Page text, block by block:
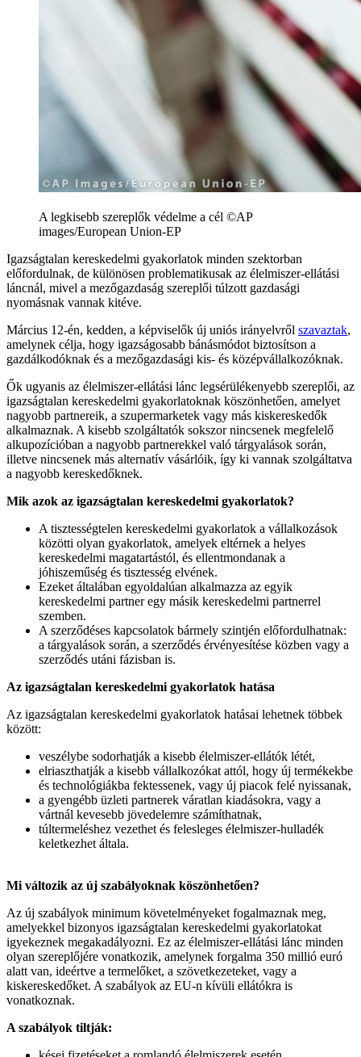
A legkisebb szereplők védelme a cél ©AP
images/European Union-EP
Igazságtalan kereskedelmi gyakorlatok minden szektorban
előfordulnak, de különösen problematikusak az élelmiszer-ellátási
láncnál, mivel a mezőgazdaság szereplői túlzott gazdasági
nyomásnak vannak kitéve.
Március 12-én, kedden, a képviselők új uniós irányelvről szavaztak,
amelynek célja, hogy igazságosabb bánásmódot biztosítson a
gazdálkodóknak és a mezőgazdasági kis- és középvállalkozóknak.
Ők ugyanis az élelmiszer-ellátási lánc legsérülékenyebb szereplői, az
igazságtalan kereskedelmi gyakorlatoknak köszönhetően, amelyet
nagyobb partnereik, a szupermarketek vagy más kiskereskedők
alkalmaznak. A kisebb szolgáltatók sokszor nincsenek megfelelő
alkupozícióban a nagyobb partnerekkel való tárgyalások során,
illetve nincsenek más alternatív vásárlóik, így ki vannak szolgáltatva
a nagyobb kereskedőknek.
Mik azok az igazságtalan kereskedelmi gyakorlatok?
A tisztességtelen kereskedelmi gyakorlatok a vállalkozások
közötti olyan gyakorlatok, amelyek eltérnek a helyes
kereskedelmi magatartástól, és ellentmondanak a
jóhiszeműség és tisztesség elvének.
Ezeket általában egyoldalúan alkalmazza az egyik
kereskedelmi partner egy másik kereskedelmi partnerrel
szemben.
A szerződéses kapcsolatok bármely szintjén előfordulhatnak:
a tárgyalások során, a szerződés érvényesítése közben vagy a
szerződés utáni fázisban is.
Az igazságtalan kereskedelmi gyakorlatok hatása
Az igazságtalan kereskedelmi gyakorlatok hatásai lehetnek többek
között:
veszélybe sodorhatják a kisebb élelmiszer-ellátók létét,
elriaszthatják a kisebb vállalkozókat attól, hogy új termékekbe
és technológiákba fektessenek, vagy új piacok felé nyissanak,
a gyengébb üzleti partnerek váratlan kiadásokra, vagy a
vártnál kevesebb jövedelemre számíthatnak,
túltermeléshez vezethet és felesleges élelmiszer-hulladék
keletkezhet általa.
Mi változik az új szabályoknak köszönhetően?
Az új szabályok minimum követelményeket fogalmaznak meg,
amelyekkel bizonyos igazságtalan kereskedelmi gyakorlatokat
igyekeznek megakadályozni. Ez az élelmiszer-ellátási lánc minden
olyan szereplőjére vonatkozik, amelynek forgalma 350 millió euró
alatt van, ideértve a termelőket, a szövetkezeteket, vagy a
kiskereskedőket. A szabályok az EU-n kívüli ellátókra is
vonatkoznak.
A szabályok tiltják: